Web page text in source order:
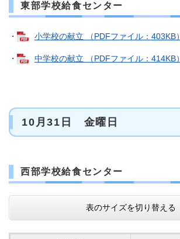
東部学校給食センター
・ 小学校の献立 （PDFファイル：403KB）
・ 中学校の献立 （PDFファイル：414KB）
10月31日 金曜日
西部学校給食センター
表のサイズを切り替える